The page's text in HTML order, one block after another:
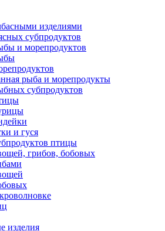
изделиями
субпродуктов
и морепродуктов
рыба и морепродукты
субпродуктов
и гуся
птицы
грибов, бобовых
изделия